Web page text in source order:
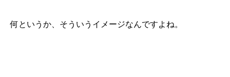
何というか、そういうイメージなんですよね。